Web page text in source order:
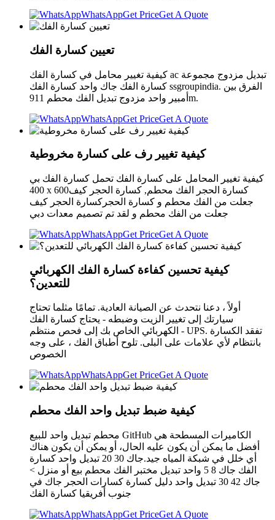
WhatsAppGet PriceGet A Quote
تعيين كسارة الفك
كيفية تغيير محامل في كسارة الفك ac تبديل مزدوج مجموعة
كسارة الفك جاك واحد كسارة الفك ssgroupindia. الفرق بين
أمبير واحد مزدوج تبديل الفك محطم 911m.
WhatsAppGet PriceGet A Quote
كيفية تغيير رف على كسارة مخروطية
كيفية تغيير المحامل على كسارة الفك تحمل كسارة الفك بي
400 x 600كسارة الحجر الفك محطم, كسارة الحجر كيف
جعلت من الفك محطم و كسارة الحجركسارة الحجر كيف
جعلت من الفك محطم و لقد تم تصميم معدات ‫دبي
WhatsAppGet PriceGet A Quote
كيفية تحسين كفاءة كسارة الفك الكهربائي
للتعدين؟
أولاً ، دعنا نتحدث عن الصيانة العادية. تمامًا مثلما تحتاج
سيارتك إلى تغيير الزيت وضبطه - يحتاج كسارة الفك
الكهربائي الخاص بك إلى فحص منتظم - UPS. تفقد الكسارة
بانتظام لأي علامات على البلى. تلوح أطباق الفك ، على وجه
الخصوص
WhatsAppGet PriceGet A Quote
كيفية ضبط تبديل واحد الفك محطم
محطم تبديل واحد للبيع GitHub الكاميرات المسطحة هي
أفضل ما يمكن أن يكون عليه الحال، أو يمكن أن يكون هناك
أي خلل في شبكة المياه جيد.جاك 30 20 تبديل واحد كسارة
الفك جاك 8 5 واحد تبديل مختبر الفك محطم بيع أو منزل >
جاك 42 30 تبديل واحد دليل كسارة كسارات الحجر جاك في
جنوب أفريقيا كسارة الفك
WhatsAppGet PriceGet A Quote